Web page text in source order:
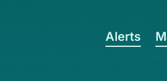
Alerts